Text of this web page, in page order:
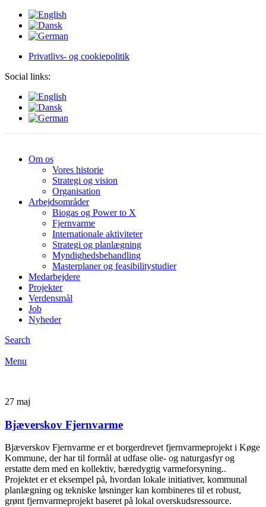
Privatlivs- og cookiepolitik
Social links:
Om os
Vores historie
Strategi og vision
Organisation
Arbejdsområder
Biogas og Power to X
Fjernvarme
Internationale aktiviteter
Strategi og planlægning
Myndighedsbehandling
Masterplaner og feasibilitystudier
Medarbejdere
Projekter
Verdensmål
Job
Nyheder
Search
Menu
27 maj
Bjæverskov Fjernvarme
Bjæverskov Fjernvarme er et borgerdrevet fjernvarmeprojekt i Køge
Kommune, der har til formål at udfase olie- og naturgasfyr og
erstatte dem med en kollektiv, bæredygtig varmeforsyning..
Projektet er et eksempel på, hvordan lokale initiativer, kommunal
planlægning og tekniske løsninger kan kombineres til et robust,
grønt fjernvarmeprojekt baseret på lokal overskudsressource.